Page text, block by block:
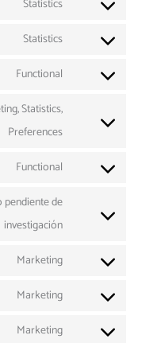
Statistics
Statistics
Functional
Statistics,
Preferences
Functional
de
investigación
Marketing
Marketing
Marketing